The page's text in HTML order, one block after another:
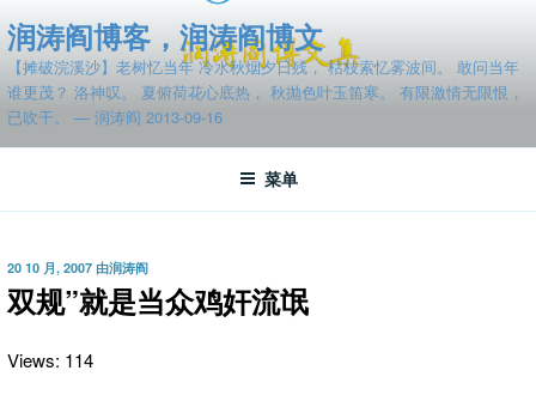
至
容
润涛阎博客，润涛阎博文
【摊破浣溪沙】老树忆当年 冷水秋烟夕日残， 枯枝索忆雾波间。 敢问当年
谁更茂？ 洛神叹。 夏俯荷花心底热， 秋抛色叶玉笛寒。 有限激情无限恨，
已吹干。 — 润涛阎 2013-09-16
菜单
发
布
于
20 10 月, 2007 由润涛阎
双规”就是当众鸡奸流氓
Views: 114